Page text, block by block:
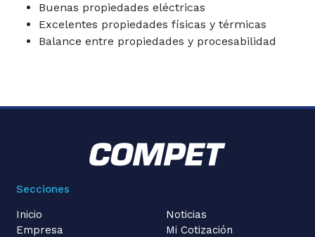
Buenas propiedades eléctricas
Excelentes propiedades físicas y térmicas
Balance entre propiedades y procesabilidad
Secciones
Inicio
Empresa
Noticias
Mi Cotización